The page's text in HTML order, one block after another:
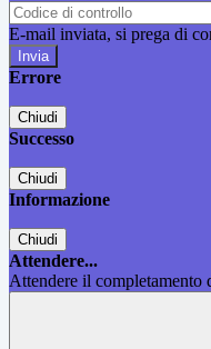
E-mail inviata, si prega di
Errore
Chiudi
Successo
Chiudi
Informazione
Chiudi
Attendere...
Attendere il completamento